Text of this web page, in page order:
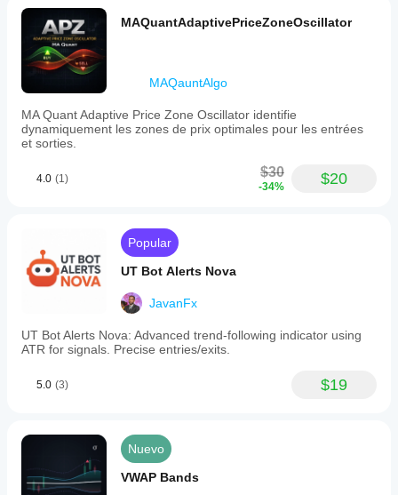
MAQuantAdaptivePriceZoneOscillator
MAQauntAlgo
MA Quant Adaptive Price Zone Oscillator identifie
dynamiquement les zones de prix optimales pour les entrées
et sorties.
4.0 (1) $30
-34% $20
Popular
UT Bot Alerts Nova
JavanFx
UT Bot Alerts Nova: Advanced trend-following indicator using
ATR for signals. Precise entries/exits.
5.0 (3) $19
Nuevo
VWAP Bands